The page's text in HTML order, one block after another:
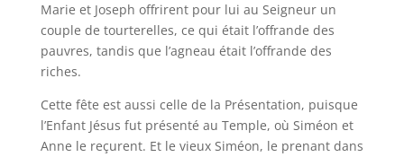
Marie et Joseph offrirent pour lui au Seigneur un
couple de tourterelles, ce qui était l’offrande des
pauvres, tandis que l’agneau était l’offrande des
riches.
Cette fête est aussi celle de la Présentation, puisque
l’Enfant Jésus fut présenté au Temple, où Siméon et
Anne le reçurent. Et le vieux Siméon, le prenant dans